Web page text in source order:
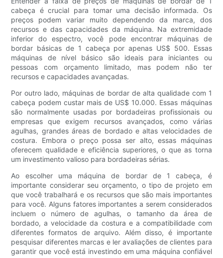
cabeça é crucial para tomar uma decisão informada. Os
preços podem variar muito dependendo da marca, dos
recursos e das capacidades da máquina. Na extremidade
inferior do espectro, você pode encontrar máquinas de
bordar básicas de 1 cabeça por apenas US$ 500. Essas
máquinas de nível básico são ideais para iniciantes ou
pessoas com orçamento limitado, mas podem não ter
recursos e capacidades avançadas.
Por outro lado, máquinas de bordar de alta qualidade com 1
cabeça podem custar mais de US$ 10.000. Essas máquinas
são normalmente usadas por bordadeiras profissionais ou
empresas que exigem recursos avançados, como várias
agulhas, grandes áreas de bordado e altas velocidades de
costura. Embora o preço possa ser alto, essas máquinas
oferecem qualidade e eficiência superiores, o que as torna
um investimento valioso para bordadeiras sérias.
Ao escolher uma máquina de bordar de 1 cabeça, é
importante considerar seu orçamento, o tipo de projeto em
que você trabalhará e os recursos que são mais importantes
para você. Alguns fatores importantes a serem considerados
incluem o número de agulhas, o tamanho da área de
bordado, a velocidade da costura e a compatibilidade com
diferentes formatos de arquivo. Além disso, é importante
pesquisar diferentes marcas e ler avaliações de clientes para
garantir que você está investindo em uma máquina confiável